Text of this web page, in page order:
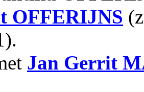
OFFERIJNS
Jan Gerrit